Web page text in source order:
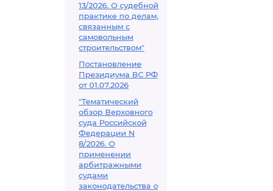
13/2026. О судебной
практике по делам,
связанным с
самовольным
строительством"
Постановление
Президиума ВС РФ
от 01.07.2026
"Тематический
обзор Верховного
суда Российской
Федерации N
8/2026. О
применении
арбитражными
судами
законодательства о